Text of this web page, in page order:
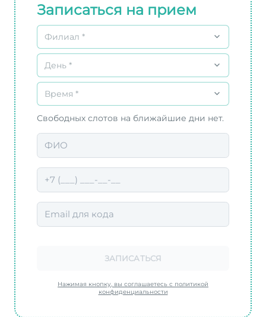
Записаться на прием
Филиал *
День *
Время *
Свободных слотов на ближайшие дни нет.
ЗАПИСАТЬСЯ
Нажимая кнопку, вы соглашаетесь с политикой
конфиденциальности